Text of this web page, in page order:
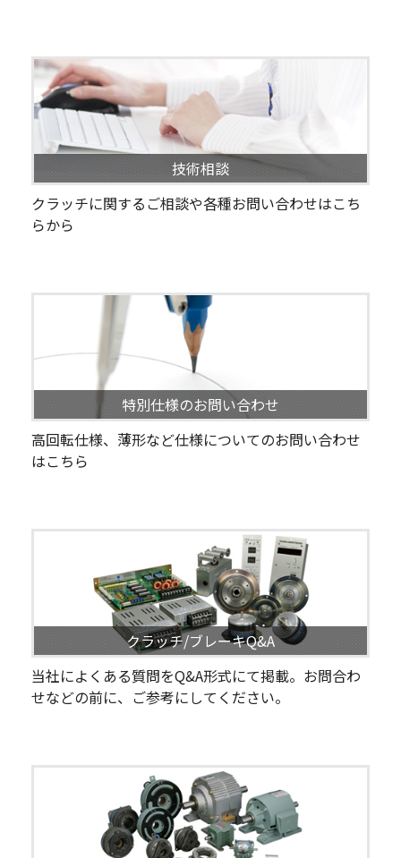
技術相談
クラッチに関するご相談や各種お問い合わせはこち
らから
特別仕様のお問い合わせ
高回転仕様、薄形など仕様についてのお問い合わせ
はこちら
クラッチ/ブレーキQ&A
当社によくある質問をQ&A形式にて掲載。お問合わ
せなどの前に、ご参考にしてください。